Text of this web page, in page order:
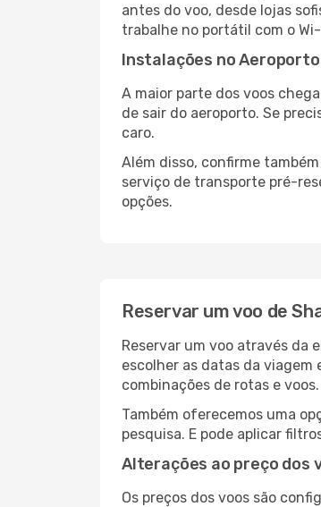
antes do voo, desde lojas
trabalhe no portátil com o
Instalações no Aeroporto
A maior parte dos voos
de sair do aeroporto. Se
caro.
Além disso, confirme
serviço de transporte pré-
opções.
Reservar um voo de
Reservar um voo através da
escolher as datas da viagem
combinações de rotas e voos.
Também oferecemos uma
pesquisa. E pode aplicar
Alterações ao preço dos
Os preços dos voos são